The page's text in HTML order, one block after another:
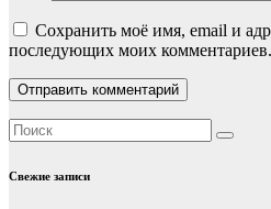
Сохранить моё имя, email и
последующих моих комментариев.
Свежие записи